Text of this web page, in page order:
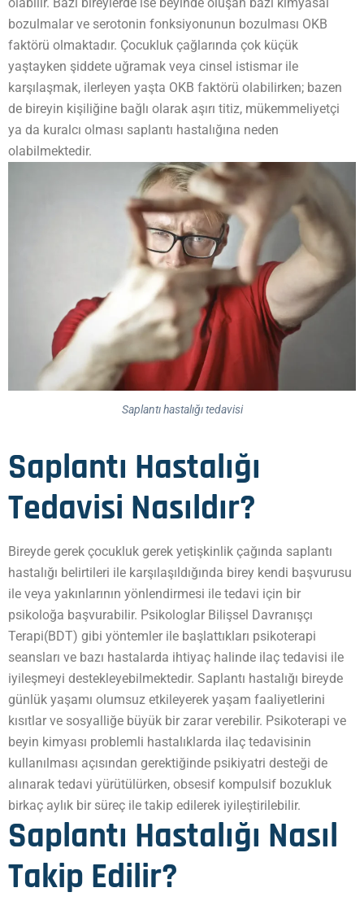
bozulmalar ve serotonin fonksiyonunun bozulması OKB
faktörü olmaktadır. Çocukluk çağlarında çok küçük
yaştayken şiddete uğramak veya cinsel istismar ile
karşılaşmak, ilerleyen yaşta OKB faktörü olabilirken; bazen
de bireyin kişiliğine bağlı olarak aşırı titiz, mükemmeliyetçi
ya da kuralcı olması saplantı hastalığına neden
olabilmektedir.
Saplantı hastalığı tedavisi
Saplantı Hastalığı
Tedavisi Nasıldır?
Bireyde gerek çocukluk gerek yetişkinlik çağında saplantı
hastalığı belirtileri ile karşılaşıldığında birey kendi başvurusu
ile veya yakınlarının yönlendirmesi ile tedavi için bir
psikoloğa başvurabilir. Psikologlar Bilişsel Davranışçı
Terapi(BDT) gibi yöntemler ile başlattıkları psikoterapi
seansları ve bazı hastalarda ihtiyaç halinde ilaç tedavisi ile
iyileşmeyi destekleyebilmektedir. Saplantı hastalığı bireyde
günlük yaşamı olumsuz etkileyerek yaşam faaliyetlerini
kısıtlar ve sosyalliğe büyük bir zarar verebilir. Psikoterapi ve
beyin kimyası problemli hastalıklarda ilaç tedavisinin
kullanılması açısından gerektiğinde psikiyatri desteği de
alınarak tedavi yürütülürken, obsesif kompulsif bozukluk
birkaç aylık bir süreç ile takip edilerek iyileştirilebilir.
Saplantı Hastalığı Nasıl
Takip Edilir?